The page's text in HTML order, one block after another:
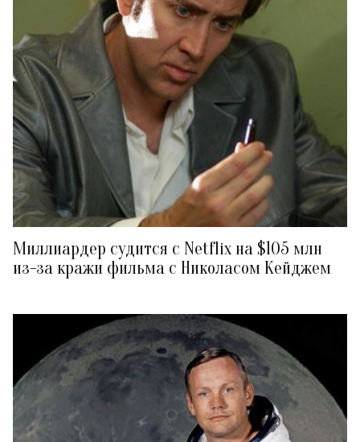
Миллиардер судится с Netflix на $105 млн
из-за кражи фильма с Николасом Кейджем